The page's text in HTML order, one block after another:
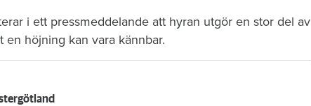
i ett pressmeddelande att hyran utgör en stor del av
en höjning kan vara kännbar.